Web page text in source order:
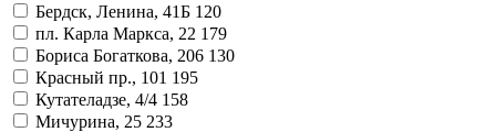
Бердск, Ленина, 41Б 120
пл. Карла Маркса, 22 179
Бориса Богаткова, 206 130
Красный пр., 101 195
Кутателадзе, 4/4 158
Мичурина, 25 233